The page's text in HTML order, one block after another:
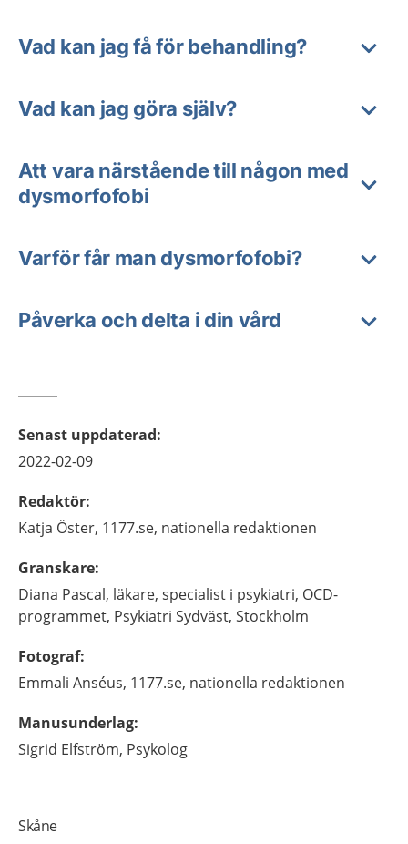
Vad kan jag få för behandling?
Vad kan jag göra själv?
Att vara närstående till någon med
dysmorfofobi
Varför får man dysmorfofobi?
Påverka och delta i din vård
Senast uppdaterad:
2022-02-09
Redaktör:
Katja Öster, 1177.se, nationella redaktionen
Granskare:
Diana Pascal, läkare, specialist i psykiatri, OCD-
programmet, Psykiatri Sydväst, Stockholm
Fotograf:
Emmali Anséus, 1177.se, nationella redaktionen
Manusunderlag:
Sigrid Elfström, Psykolog
Skåne